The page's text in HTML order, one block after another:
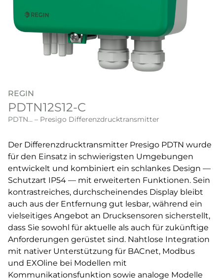
REGIN
PDTN12S12-C
PDTN... – Presigo Differenzdrucktransmitter
Der Differenzdrucktransmitter Presigo PDTN wurde
für den Einsatz in schwierigsten Umgebungen
entwickelt und kombiniert ein schlankes Design —
Schutzart IP54 — mit erweiterten Funktionen. Sein
kontrastreiches, durchscheinendes Display bleibt
auch aus der Entfernung gut lesbar, während ein
vielseitiges Angebot an Drucksensoren sicherstellt,
dass Sie sowohl für aktuelle als auch für zukünftige
Anforderungen gerüstet sind. Nahtlose Integration
mit nativer Unterstützung für BACnet, Modbus
und EXOline bei Modellen mit
Kommunikationsfunktion sowie analoge Modelle